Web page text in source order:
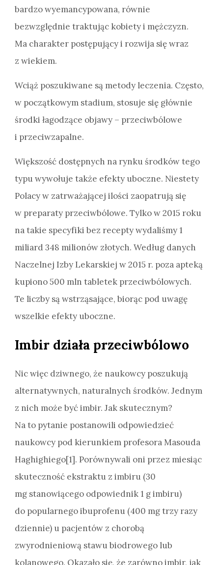
bardzo wyemancypowana, równie
bezwzględnie traktując kobiety i mężczyzn.
Ma charakter postępujący i rozwija się wraz
z wiekiem.
Wciąż poszukiwane są metody leczenia. Często,
w początkowym stadium, stosuje się głównie
środki łagodzące objawy – przeciwbólowe
i przeciwzapalne.
Większość dostępnych na rynku środków tego
typu wywołuje także efekty uboczne. Niestety
Polacy w zatrważającej ilości zaopatrują się
w preparaty przeciwbólowe. Tylko w 2015 roku
na takie specyfiki bez recepty wydaliśmy 1
miliard 348 milionów złotych. Według danych
Naczelnej Izby Lekarskiej w 2015 r. poza apteką
kupiono 500 mln tabletek przeciwbólowych.
Te liczby są wstrząsające, biorąc pod uwagę
wszelkie efekty uboczne.
Imbir działa przeciwbólowo
Nic więc dziwnego, że naukowcy poszukują
alternatywnych, naturalnych środków. Jednym
z nich może być imbir. Jak skutecznym?
Na to pytanie postanowili odpowiedzieć
naukowcy pod kierunkiem profesora Masouda
Haghighiego[1]. Porównywali oni przez miesiąc
skuteczność ekstraktu z imbiru (30
mg stanowiącego odpowiednik 1 g imbiru)
do popularnego ibuprofenu (400 mg trzy razy
dziennie) u pacjentów z chorobą
zwyrodnieniową stawu biodrowego lub
kolanowego. Okazało się, że zarówno imbir, jak